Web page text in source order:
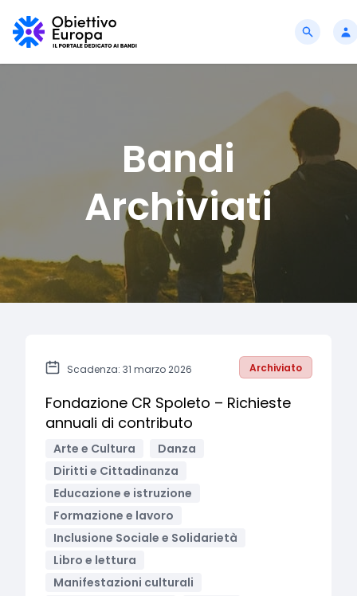
Bandi
Archiviati
Scadenza: 31 marzo 2026 Archiviato
Fondazione CR Spoleto – Richieste
annuali di contributo
Arte e Cultura
Danza
Diritti e Cittadinanza
Educazione e istruzione
Formazione e lavoro
Inclusione Sociale e Solidarietà
Libro e lettura
Manifestazioni culturali